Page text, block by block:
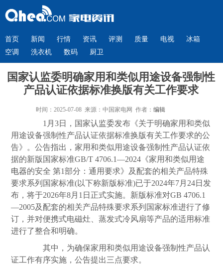
首页 新闻 行情 资讯 评测 质量 电视
冰箱
空调
洗衣机 数码 厨卫
国家认监委明确家用和类似用途设备强制性
产品认证依据标准换版有关工作要求
时间：2025-07-08 来源：中国家电网 作者： 编辑
1月3日，国家认监委发布《关于明确家用和类似
用途设备强制性产品认证依据标准换版有关工作要求的公
告》。公告指出，家用和类似用途设备强制性产品认证依
据的新版国家标准GB/T 4706.1—2024《家用和类似用途
电器的安全 第1部分：通用要求》及配套的相关产品特殊
要求系列国家标准(以下称新版标准)已于2024年7月24日发
布，将于2026年8月1日正式实施。新版标准对GB 4706.1
—2005及配套的相关产品特殊要求系列国家标准进行了修
订，并对便携式电磁灶、蒸发式冷风扇等产品的适用标准
进行了整合和明确。
其中，为确保家用和类似用途设备强制性产品认
证工作有序实施，公告提出三点要求。